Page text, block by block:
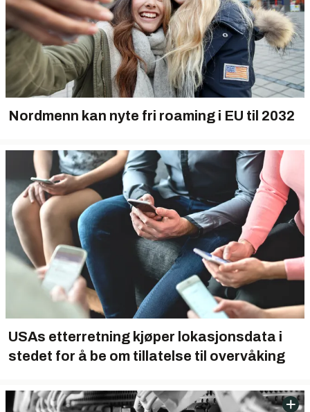
Nordmenn kan nyte fri roaming i EU til 2032
USAs etterretning kjøper lokasjonsdata i
stedet for å be om tillatelse til overvåking